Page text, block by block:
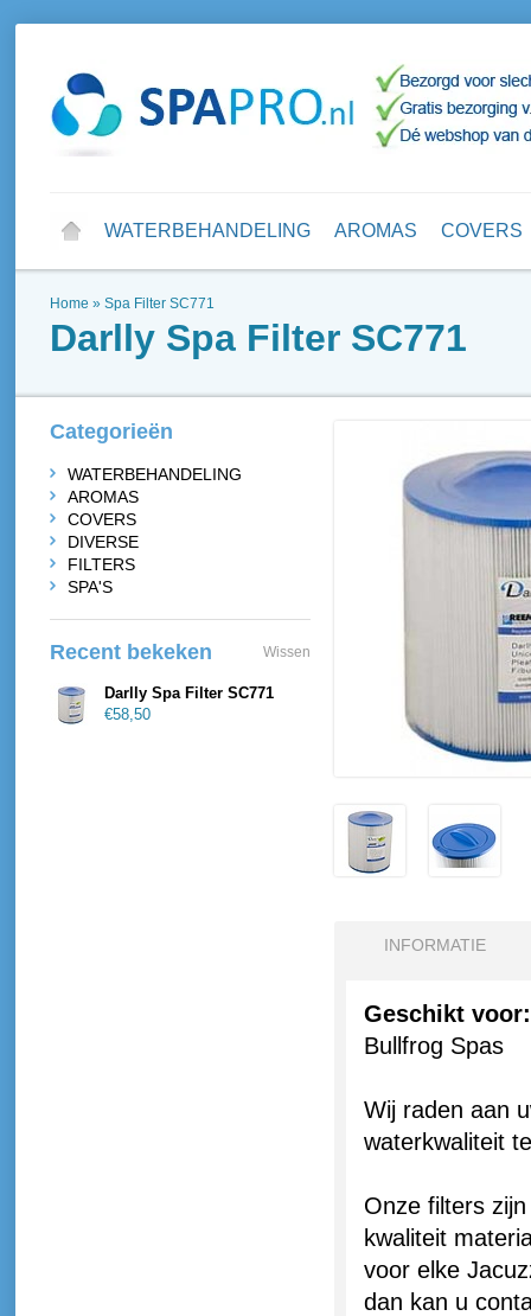
WATERBEHANDELING AROMAS COVERS
Home » Spa Filter SC771
Darlly Spa Filter SC771
INFORMATIE
Geschikt voor:
Bullfrog Spas
Wij raden aan
waterkwaliteit
Onze filters
kwaliteit
voor elke
dan kan u
Categorieën
WATERBEHANDELING
AROMAS
COVERS
DIVERSE
FILTERS
SPA'S
Recent bekeken Wissen
Darlly Spa Filter SC771
€58,50